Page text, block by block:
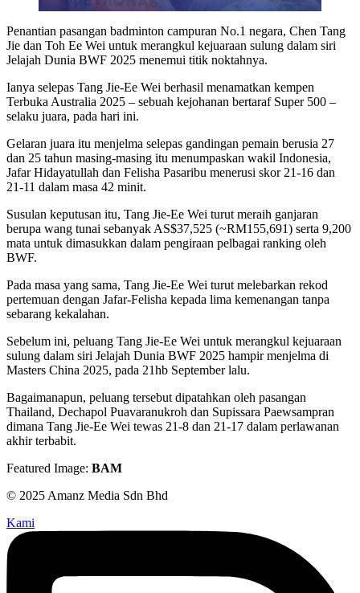
Penantian pasangan badminton campuran No.1 negara, Chen Tang
Jie dan Toh Ee Wei untuk merangkul kejuaraan sulung dalam siri
Jelajah Dunia BWF 2025 menemui titik noktahnya.
Ianya selepas Tang Jie-Ee Wei berhasil menamatkan kempen
Terbuka Australia 2025 – sebuah kejohanan bertaraf Super 500 –
selaku juara, pada hari ini.
Gelaran juara itu menjelma selepas gandingan pemain berusia 27
dan 25 tahun masing-masing itu menumpaskan wakil Indonesia,
Jafar Hidayatullah dan Felisha Pasaribu menerusi skor 21-16 dan
21-11 dalam masa 42 minit.
Susulan keputusan itu, Tang Jie-Ee Wei turut meraih ganjaran
berupa wang tunai sebanyak AS$37,525 (~RM155,691) serta 9,200
mata untuk dimasukkan dalam pengiraan pelbagai ranking oleh
BWF.
Pada masa yang sama, Tang Jie-Ee Wei turut melebarkan rekod
pertemuan dengan Jafar-Felisha kepada lima kemenangan tanpa
sebarang kekalahan.
Sebelum ini, peluang Tang Jie-Ee Wei untuk merangkul kejuaraan
sulung dalam siri Jelajah Dunia BWF 2025 hampir menjelma di
Masters China 2025, pada 21hb September lalu.
Bagaimanapun, peluang tersebut dipatahkan oleh pasangan
Thailand, Dechapol Puavaranukroh dan Supissara Paewsampran
dimana Tang Jie-Ee Wei tewas 21-8 dan 21-17 dalam perlawanan
akhir terbabit.
Featured Image: BAM
© 2025 Amanz Media Sdn Bhd
Kami